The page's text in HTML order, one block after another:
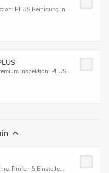
PLUS Reinigung in
Inspektion: PLUS
Prüfen & Einstelle...